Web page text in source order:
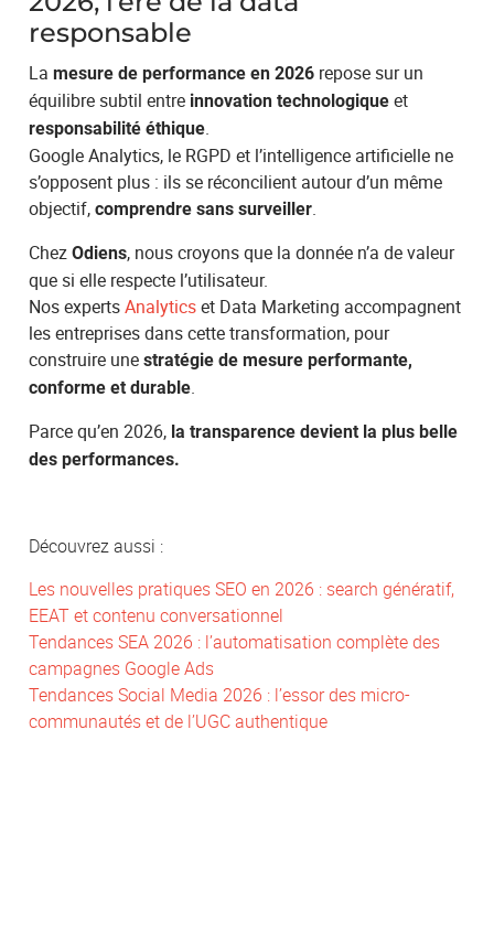
responsable
Lamesure de performance en 2026 repose sur un
équilibre subtil entre innovation technologique et
responsabilité éthique.
Google Analytics, le RGPD et l’intelligence artificielle ne
s’opposent plus : ils se réconcilient autour d’un même
objectif,comprendre sans surveiller.
ChezOdiens, nous croyons que la donnée n’a de valeur
que si elle respecte l’utilisateur.
Nos expertsAnalyticset Data Marketing accompagnent
les entreprises dans cette transformation, pour
construire unestratégie de mesure performante,
conforme et durable.
Parce qu’en 2026, la transparence devient la plus belle
des performances.
Découvrez aussi :
Les nouvelles pratiques SEO en 2026 : search génératif,
EEAT et contenu conversationnel
Tendances SEA 2026 : l’automatisation complète des
campagnes Google Ads
Tendances Social Media 2026 : l’essor des micro-
communautés et de l’UGC authentique